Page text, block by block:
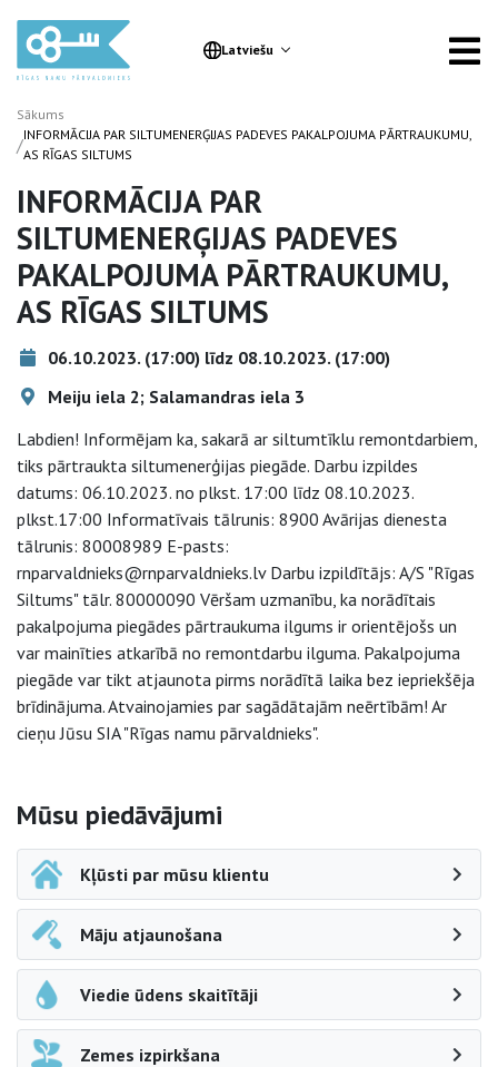
Latviešu
Sākums
/INFORMĀCIJA PAR SILTUMENERĢIJAS PADEVES PAKALPOJUMA PĀRTRAUKUMU,
AS RĪGAS SILTUMS
INFORMĀCIJA PAR
SILTUMENERĢIJAS PADEVES
PAKALPOJUMA PĀRTRAUKUMU,
AS RĪGAS SILTUMS
06.10.2023. (17:00) līdz 08.10.2023. (17:00)
Meiju iela 2; Salamandras iela 3
Labdien! Informējam ka, sakarā ar siltumtīklu remontdarbiem,
tiks pārtraukta siltumenerģijas piegāde. Darbu izpildes
datums: 06.10.2023. no plkst. 17:00 līdz 08.10.2023.
plkst.17:00 Informatīvais tālrunis: 8900 Avārijas dienesta
tālrunis: 80008989 E-pasts:
rnparvaldnieks@rnparvaldnieks.lv Darbu izpildītājs: A/S "Rīgas
Siltums" tālr. 80000090 Vēršam uzmanību, ka norādītais
pakalpojuma piegādes pārtraukuma ilgums ir orientējošs un
var mainīties atkarībā no remontdarbu ilguma. Pakalpojuma
piegāde var tikt atjaunota pirms norādītā laika bez iepriekšēja
brīdinājuma. Atvainojamies par sagādātajām neērtībām! Ar
cieņu Jūsu SIA "Rīgas namu pārvaldnieks".
Sāna navigācija
Mūsu piedāvājumi
Kļūsti par mūsu klientu
Māju atjaunošana
Viedie ūdens skaitītāji
Zemes izpirkšana